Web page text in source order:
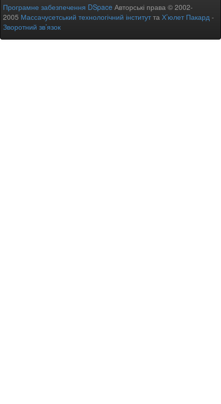
Програмне забезпечення DSpace Авторські права © 2002-
2005 Массачусетський технологічний інститутта Х’юлет Пакард -
Зворотний зв’язок